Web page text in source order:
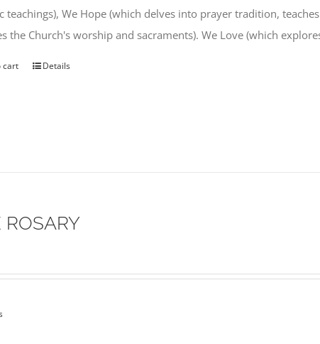
teachings), We Hope (which delves into prayer tradition,
the Church's worship and sacraments). We Love (which
cart Details
ROSARY